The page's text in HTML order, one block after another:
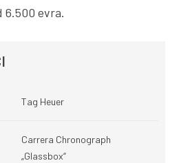
6.500 evra.
Tag Heuer
Carrera Chronograph
„Glassbox“